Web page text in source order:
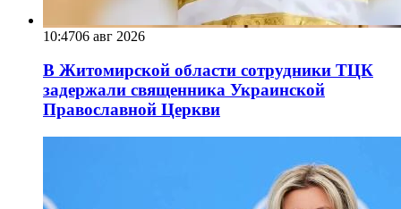
10:4706 авг 2026
В Житомирской области сотрудники ТЦК
задержали священника Украинской
Православной Церкви